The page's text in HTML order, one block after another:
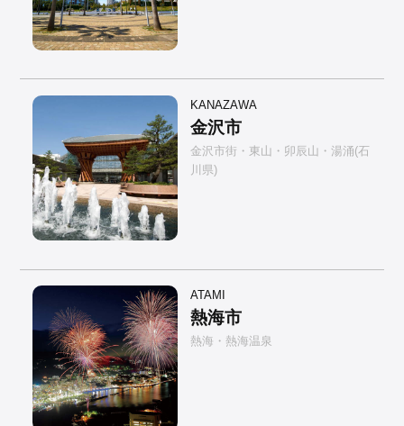
KANAZAWA
金沢市
金沢市街・東山・卯辰山・湯涌(石
川県)
ATAMI
熱海市
熱海・熱海温泉